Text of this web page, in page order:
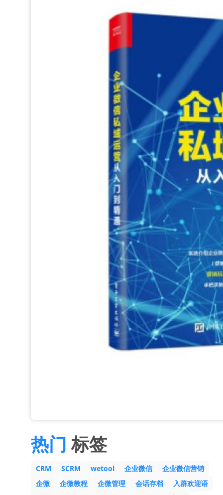
热门 标签
CRM SCRM wetool 企业微信
企业微信营销
企微
企微教程 企微管理 会话存档
入群欢迎语